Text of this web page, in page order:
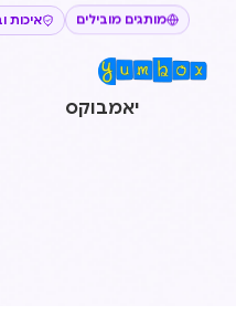
מותגים מובילים איכות
יאמבוקס